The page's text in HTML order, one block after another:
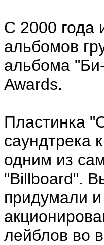
С 2000 года
альбомов
альбома
Awards.
Пластинка
саундтрека
одним из
"Billboard".
придумали
лейблов во